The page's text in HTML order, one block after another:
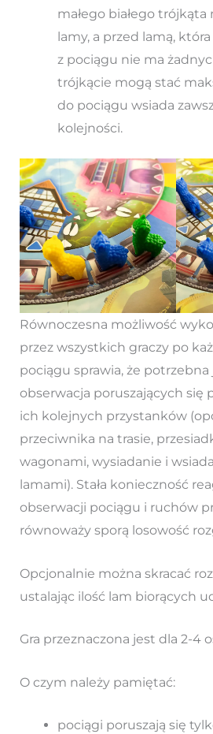
małego białego
lamy, a przed lamą,
z pociągu nie ma
trójkącie mogą stać
do pociągu wsiada
kolejności.
Równoczesna możliwość
przez wszystkich graczy po
pociągu sprawia, że
obserwacja poruszających się
ich kolejnych przystanków
przeciwnika na trasie,
wagonami, wysiadanie i
lamami). Stała konieczność
obserwacji pociągu i ruchów
równoważy sporą losowość
Opcjonalnie można skracać
ustalając ilość lam biorących
Gra przeznaczona jest dla 2-4
O czym należy pamiętać:
pociągi poruszają się